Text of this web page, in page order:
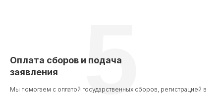
Оплата сборов и подача
заявления
Мы помогаем с оплатой государственных сборов, регистрацией в
5